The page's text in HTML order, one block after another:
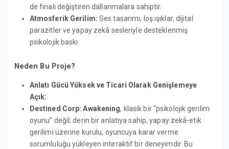
de finali değiştiren dallanmalara sahiptir.
Atmosferik Gerilim: Ses tasarımı, loş ışıklar, dijital
parazitler ve yapay zekâ sesleriyle desteklenmiş
psikolojik baskı.
Neden Bu Proje?
Anlatı Gücü Yüksek ve Ticari Olarak Genişlemeye
Açık:
Destined Corp: Awakening, klasik bir “psikolojik gerilim
oyunu” değil; derin bir anlatıya sahip, yapay zekâ-etik
gerilimi üzerine kurulu, oyuncuya karar verme
sorumluluğu yükleyen interaktif bir deneyimdir. Bu